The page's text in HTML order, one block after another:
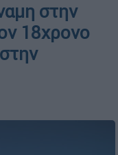
στην
18χρονο